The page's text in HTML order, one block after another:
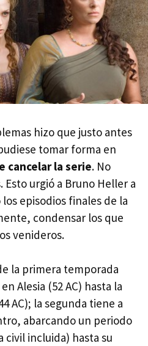
hizo que justo antes
tomar forma en
cancelar la serie. No
urgió a Bruno Heller a
episodios finales de la
condensar los que
venideros.
la primera temporada
Alesia (52 AC) hasta la
AC); la segunda tiene a
abarcando un periodo
incluida) hasta su